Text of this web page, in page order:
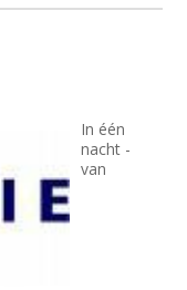
In één
nacht -
van